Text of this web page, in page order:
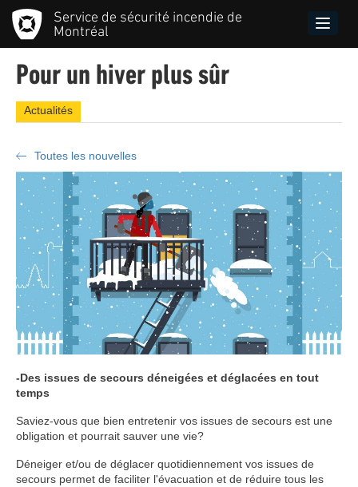
Aller
au
contenu
Service de sécurité incendie de
Montréal
Toggle
Pour un hiver plus sûr
Actualités
Toutes les nouvelles
-Des issues de secours déneigées et déglacées en tout
temps
Saviez-vous que bien entretenir vos issues de secours est une
obligation et pourrait sauver une vie?
Déneiger et/ou de déglacer quotidiennement vos issues de
secours permet de faciliter l'évacuation et de réduire tous les